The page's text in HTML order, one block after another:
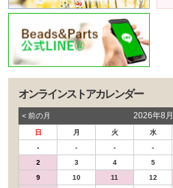
オンラインストアカレンダー
< 前の⽉ 2026年8月
日 月 火 水
-
- - -
2
3 4 5
9
10 11 12